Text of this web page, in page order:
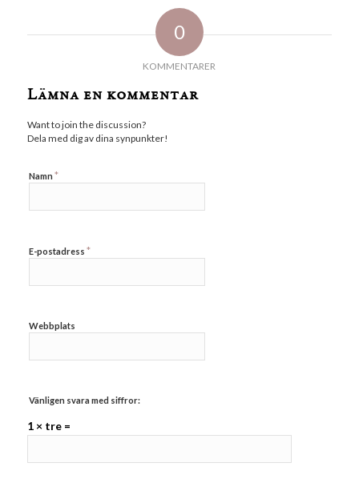
0
KOMMENTARER
Lämna en kommentar
Want to join the discussion?
Dela med dig av dina synpunkter!
Namn *
E-postadress *
Webbplats
Vänligen svara med siffror:
1 × tre =